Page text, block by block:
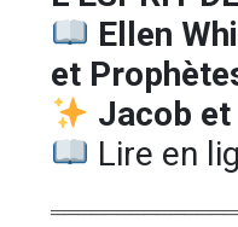
Ellen
et
Jacob et
Lire en